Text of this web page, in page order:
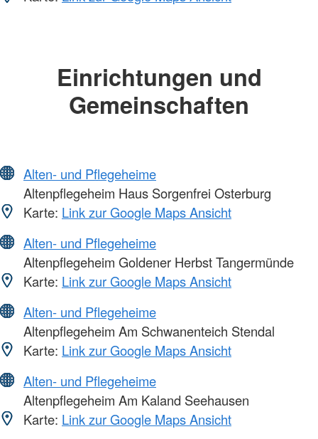
Einrichtungen und
Gemeinschaften
Alten- und Pflegeheime
Altenpflegeheim Haus Sorgenfrei Osterburg
Karte: Link zur Google Maps Ansicht
Alten- und Pflegeheime
Altenpflegeheim Goldener Herbst Tangermünde
Karte: Link zur Google Maps Ansicht
Alten- und Pflegeheime
Altenpflegeheim Am Schwanenteich Stendal
Karte: Link zur Google Maps Ansicht
Alten- und Pflegeheime
Altenpflegeheim Am Kaland Seehausen
Karte: Link zur Google Maps Ansicht